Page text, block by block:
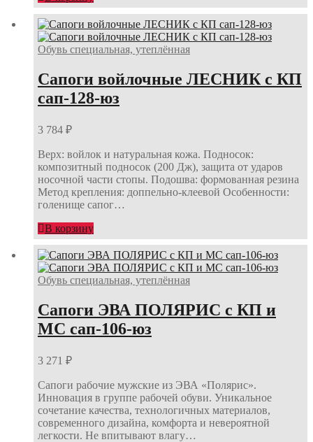
Обувь специальная, утеплённая
Сапоги войлочные ЛЕСНИК с КП
сап-128-юз
3 784 ₽
Верх: войлок и натуральная кожа. Подносок:
композитный подносок (200 Дж), защита от ударов
носочной части стопы. Подошва: формованная резина
Метод крепления: доппельно-клеевой Особенности:
голенище сапог…
В корзину
Обувь специальная, утеплённая
Сапоги ЭВА ПОЛЯРИС с КП и
МС сап-106-юз
3 271 ₽
Сапоги рабочие мужские из ЭВА «Полярис».
Инновация в группе рабочей обуви. Уникальное
сочетание качества, технологичных материалов,
современного дизайна, комфорта и невероятной
легкости. Не впитывают влагу…